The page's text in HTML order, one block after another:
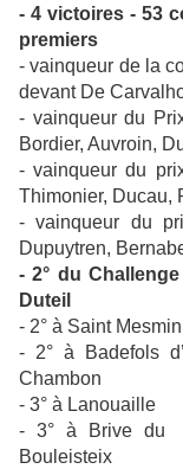
- 4 victoires - 53
premiers
- vainqueur de la
devant De
- vainqueur du
Bordier, Auvroin,
- vainqueur du
Thimonier, Ducau,
- vainqueur du
Dupuytren,
- 2° du
Duteil
- 2° à Saint
- 2° à Badefols
Chambon
- 3° à Lanouaille
- 3° à Brive du
Bouleisteix